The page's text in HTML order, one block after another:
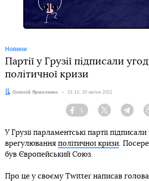
Новини
Партії у Грузії підписали
політичної кризи
Автор:
Олексій Ярмоленко Дата:
01:10, 20 квітня 2021
Facebook
1
Twitter
У Грузії парламентські партії
врегулювання політичної кризи.
був Європейський Союз.
Про це у своєму Twitter написав